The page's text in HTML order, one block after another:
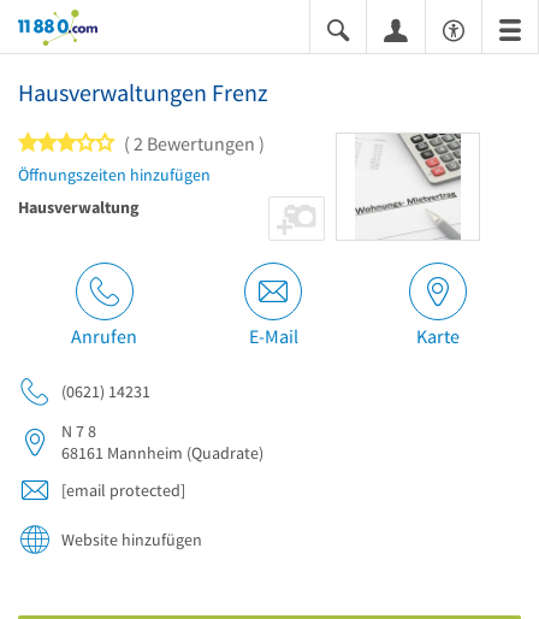
11880.com
Hausverwaltungen Frenz
3 von 5 Sternen
2 Bewertungen
Öffnungszeiten hinzufügen
Hausverwaltung
Anrufen E-Mail Karte
(0621) 14231
N 7 8
68161 Mannheim (Quadrate)
[email protected]
Website hinzufügen